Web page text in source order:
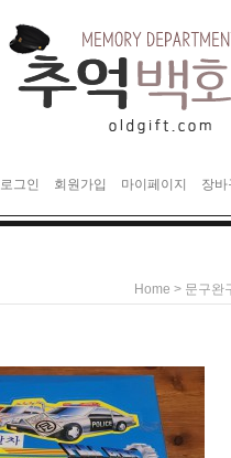
로그인 회원가입 마이페이지 장바
Home > 문구완